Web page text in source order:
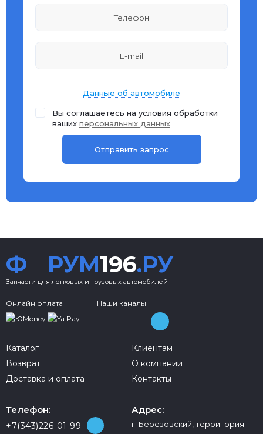
Данные об автомобиле
Вы соглашаетесь на условия обработки
ваших персональных данных
Ф РУМ196.РУ
Запчасти для легковых и грузовых автомобилей
Онлайн оплата Наши каналы
Каталог
Возврат
Доставка и оплата
Клиентам
О компании
Контакты
Телефон:
+7(343)226-01-99
Адрес:
г. Березовский, территория